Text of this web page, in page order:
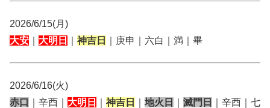
2026/6/15(月)
大安
大明日 神吉日 ｜庚申｜六白｜満｜畢
2026/6/16(火)
赤口
｜辛酉｜ 大明日 神吉日 地火日 滅門日
｜辛酉｜七